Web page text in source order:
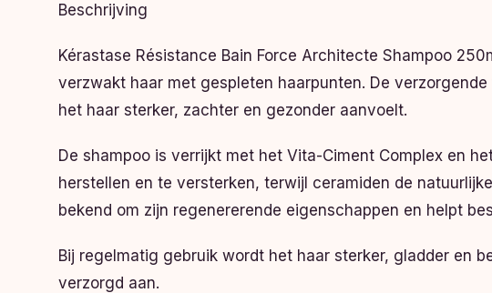
Beschrijving
Kérastase Résistance Bain Force Architecte Shampoo
verzwakt haar met gespleten haarpunten. De
het haar sterker, zachter en gezonder aanvoelt.
De shampoo is verrijkt met het Vita-Ciment Complex en
herstellen en te versterken, terwijl ceramiden de
bekend om zijn regenererende eigenschappen en helpt
Bij regelmatig gebruik wordt het haar sterker, gladder en
verzorgd aan.